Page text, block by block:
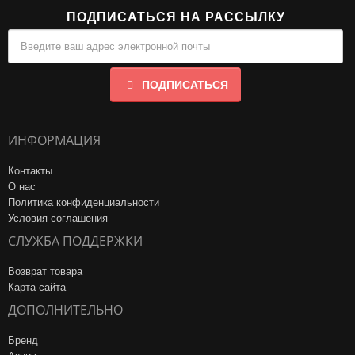
ПОДПИСАТЬСЯ НА РАССЫЛКУ
ПОДПИСАТЬСЯ
ИНФОРМАЦИЯ
Контакты
О нас
Политика конфиденциальности
Условия соглашения
СЛУЖБА ПОДДЕРЖКИ
Возврат товара
Карта сайта
ДОПОЛНИТЕЛЬНО
Бренд